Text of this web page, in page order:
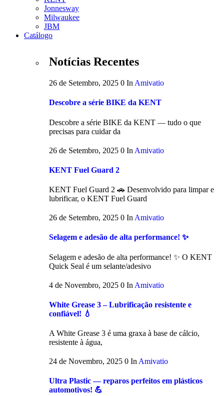
Jonnesway
Milwaukee
JBM
Catálogo
Notícias Recentes
26 de Setembro, 2025 0 In Amivatio
Descobre a série BIKE da KENT
Descobre a série BIKE da KENT — tudo o que
precisas para cuidar da
26 de Setembro, 2025 0 In Amivatio
KENT Fuel Guard 2
KENT Fuel Guard 2 🚗 Desenvolvido para limpar e
lubrificar, o KENT Fuel Guard
26 de Setembro, 2025 0 In Amivatio
Selagem e adesão de alta performance! ✨
Selagem e adesão de alta performance! ✨ O KENT
Quick Seal é um selante/adesivo
4 de Novembro, 2025 0 In Amivatio
White Grease 3 – Lubrificação resistente e
confiável! 💧
A White Grease 3 é uma graxa à base de cálcio,
resistente à água,
24 de Novembro, 2025 0 In Amivatio
Ultra Plastic — reparos perfeitos em plásticos
automotivos! 💪